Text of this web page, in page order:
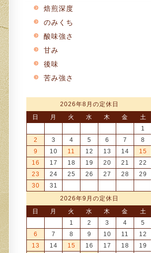
焙煎深度
のみくち
酸味強さ
甘み
後味
苦み強さ
2026年8月の定休日
日
月 火 水 木 金
土
1
2
3 4 5 6 7
8
9
10 11 12 13 14
15
16
17 18 19 20 21
22
23
24 25 26 27 28
29
30
31
2026年9月の定休日
日
月 火 水 木 金
土
1
2 3 4
5
6
7 8 9 10 11
12
13
14 15 16 17 18
19